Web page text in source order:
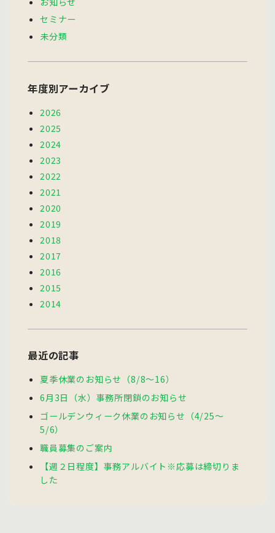
セミナー
未分類
年度別アーカイブ
2026
2025
2024
2023
2022
2021
2020
2019
2018
2017
2016
2015
2014
最近の記事
夏季休業のお知らせ（8/8～16）
6月3日（水）事務所閉鎖のお知らせ
ゴールデンウィーク休業のお知らせ（4/25～
5/6）
職員募集のご案内
【週２日程度】事務アルバイト※応募は締切りま
した